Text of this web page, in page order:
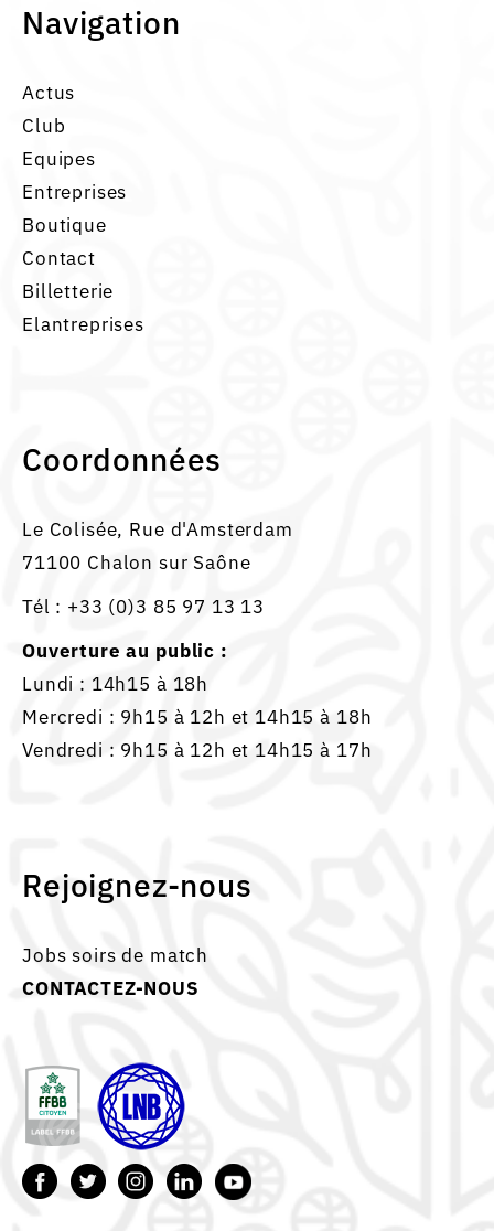
Navigation
Actus
Club
Equipes
Entreprises
Boutique
Contact
Billetterie
Elantreprises
Coordonnées
Le Colisée, Rue d'Amsterdam
71100 Chalon sur Saône
Tél : +33 (0)3 85 97 13 13
Ouverture au public :
Lundi : 14h15 à 18h
Mercredi : 9h15 à 12h et 14h15 à 18h
Vendredi : 9h15 à 12h et 14h15 à 17h
Rejoignez-nous
Jobs soirs de match
CONTACTEZ-NOUS